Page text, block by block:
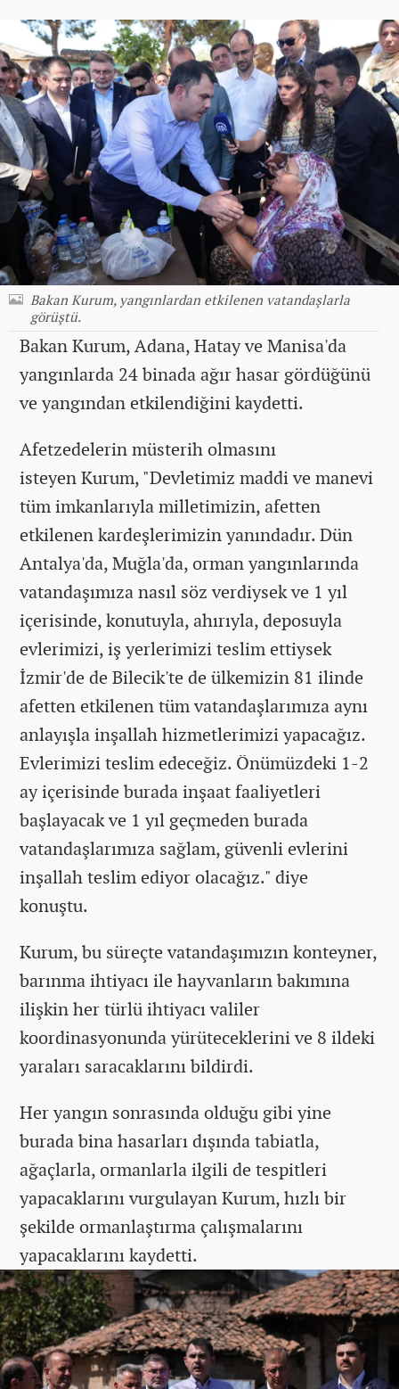
Bakan Kurum, yangınlardan etkilenen vatandaşlarla
görüştü.
Bakan Kurum, Adana, Hatay ve Manisa'da
yangınlarda 24 binada ağır hasar gördüğünü
ve yangından etkilendiğini kaydetti.
Afetzedelerin müsterih olmasını
isteyen Kurum, "Devletimiz maddi ve manevi
tüm imkanlarıyla milletimizin, afetten
etkilenen kardeşlerimizin yanındadır. Dün
Antalya'da, Muğla'da, orman yangınlarında
vatandaşımıza nasıl söz verdiysek ve 1 yıl
içerisinde, konutuyla, ahırıyla, deposuyla
evlerimizi, iş yerlerimizi teslim ettiysek
İzmir'de de Bilecik'te de ülkemizin 81 ilinde
afetten etkilenen tüm vatandaşlarımıza aynı
anlayışla inşallah hizmetlerimizi yapacağız.
Evlerimizi teslim edeceğiz. Önümüzdeki 1-2
ay içerisinde burada inşaat faaliyetleri
başlayacak ve 1 yıl geçmeden burada
vatandaşlarımıza sağlam, güvenli evlerini
inşallah teslim ediyor olacağız." diye
konuştu.
Kurum, bu süreçte vatandaşımızın konteyner,
barınma ihtiyacı ile hayvanların bakımına
ilişkin her türlü ihtiyacı valiler
koordinasyonunda yürüteceklerini ve 8 ildeki
yaraları saracaklarını bildirdi.
Her yangın sonrasında olduğu gibi yine
burada bina hasarları dışında tabiatla,
ağaçlarla, ormanlarla ilgili de tespitleri
yapacaklarını vurgulayan Kurum, hızlı bir
şekilde ormanlaştırma çalışmalarını
yapacaklarını kaydetti.